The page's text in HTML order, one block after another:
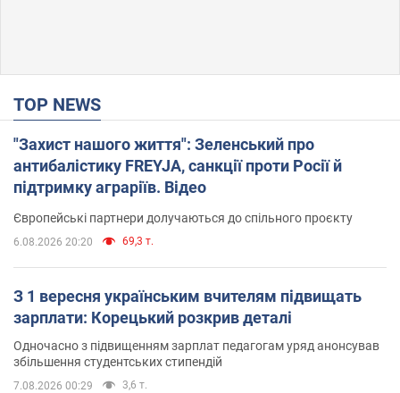
TOP NEWS
"Захист нашого життя": Зеленський про
антибалістику FREYJA, санкції проти Росії й
підтримку аграріїв. Відео
Європейські партнери долучаються до спільного проєкту
6.08.2026 20:20 69,3 т.
З 1 вересня українським вчителям підвищать
зарплати: Корецький розкрив деталі
Одночасно з підвищенням зарплат педагогам уряд анонсував
збільшення студентських стипендій
7.08.2026 00:29 3,6 т.